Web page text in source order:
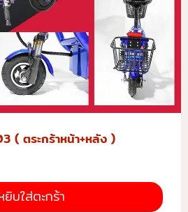
( ตระกร้าหน้า+หลัง )
ยิบใส่ตะกร้า